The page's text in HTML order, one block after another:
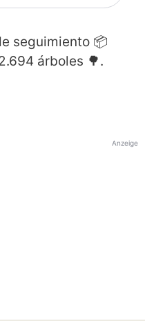
seguimiento 📦
árboles 🌳.
Anzeige